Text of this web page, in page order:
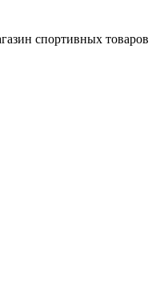
спортивных товаров